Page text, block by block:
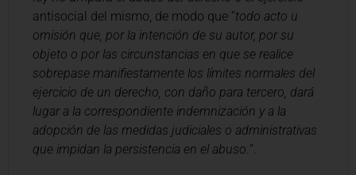
antisocial del mismo, de modo que “todo acto u
omisión que, por la intención de su autor, por su
objeto o por las circunstancias en que se realice
sobrepase manifiestamente los límites normales del
ejercicio de un derecho, con daño para tercero, dará
lugar a la correspondiente indemnización y a la
adopción de las medidas judiciales o administrativas
que impidan la persistencia en el abuso. ”.